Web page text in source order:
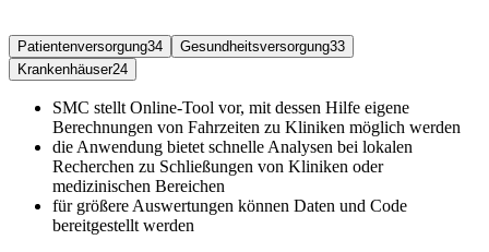
Patientenversorgung34 Gesundheitsversorgung33
Krankenhäuser24
SMC stellt Online-Tool vor, mit dessen Hilfe eigene
Berechnungen von Fahrzeiten zu Kliniken möglich werden
die Anwendung bietet schnelle Analysen bei lokalen
Recherchen zu Schließungen von Kliniken oder
medizinischen Bereichen
für größere Auswertungen können Daten und Code
bereitgestellt werden